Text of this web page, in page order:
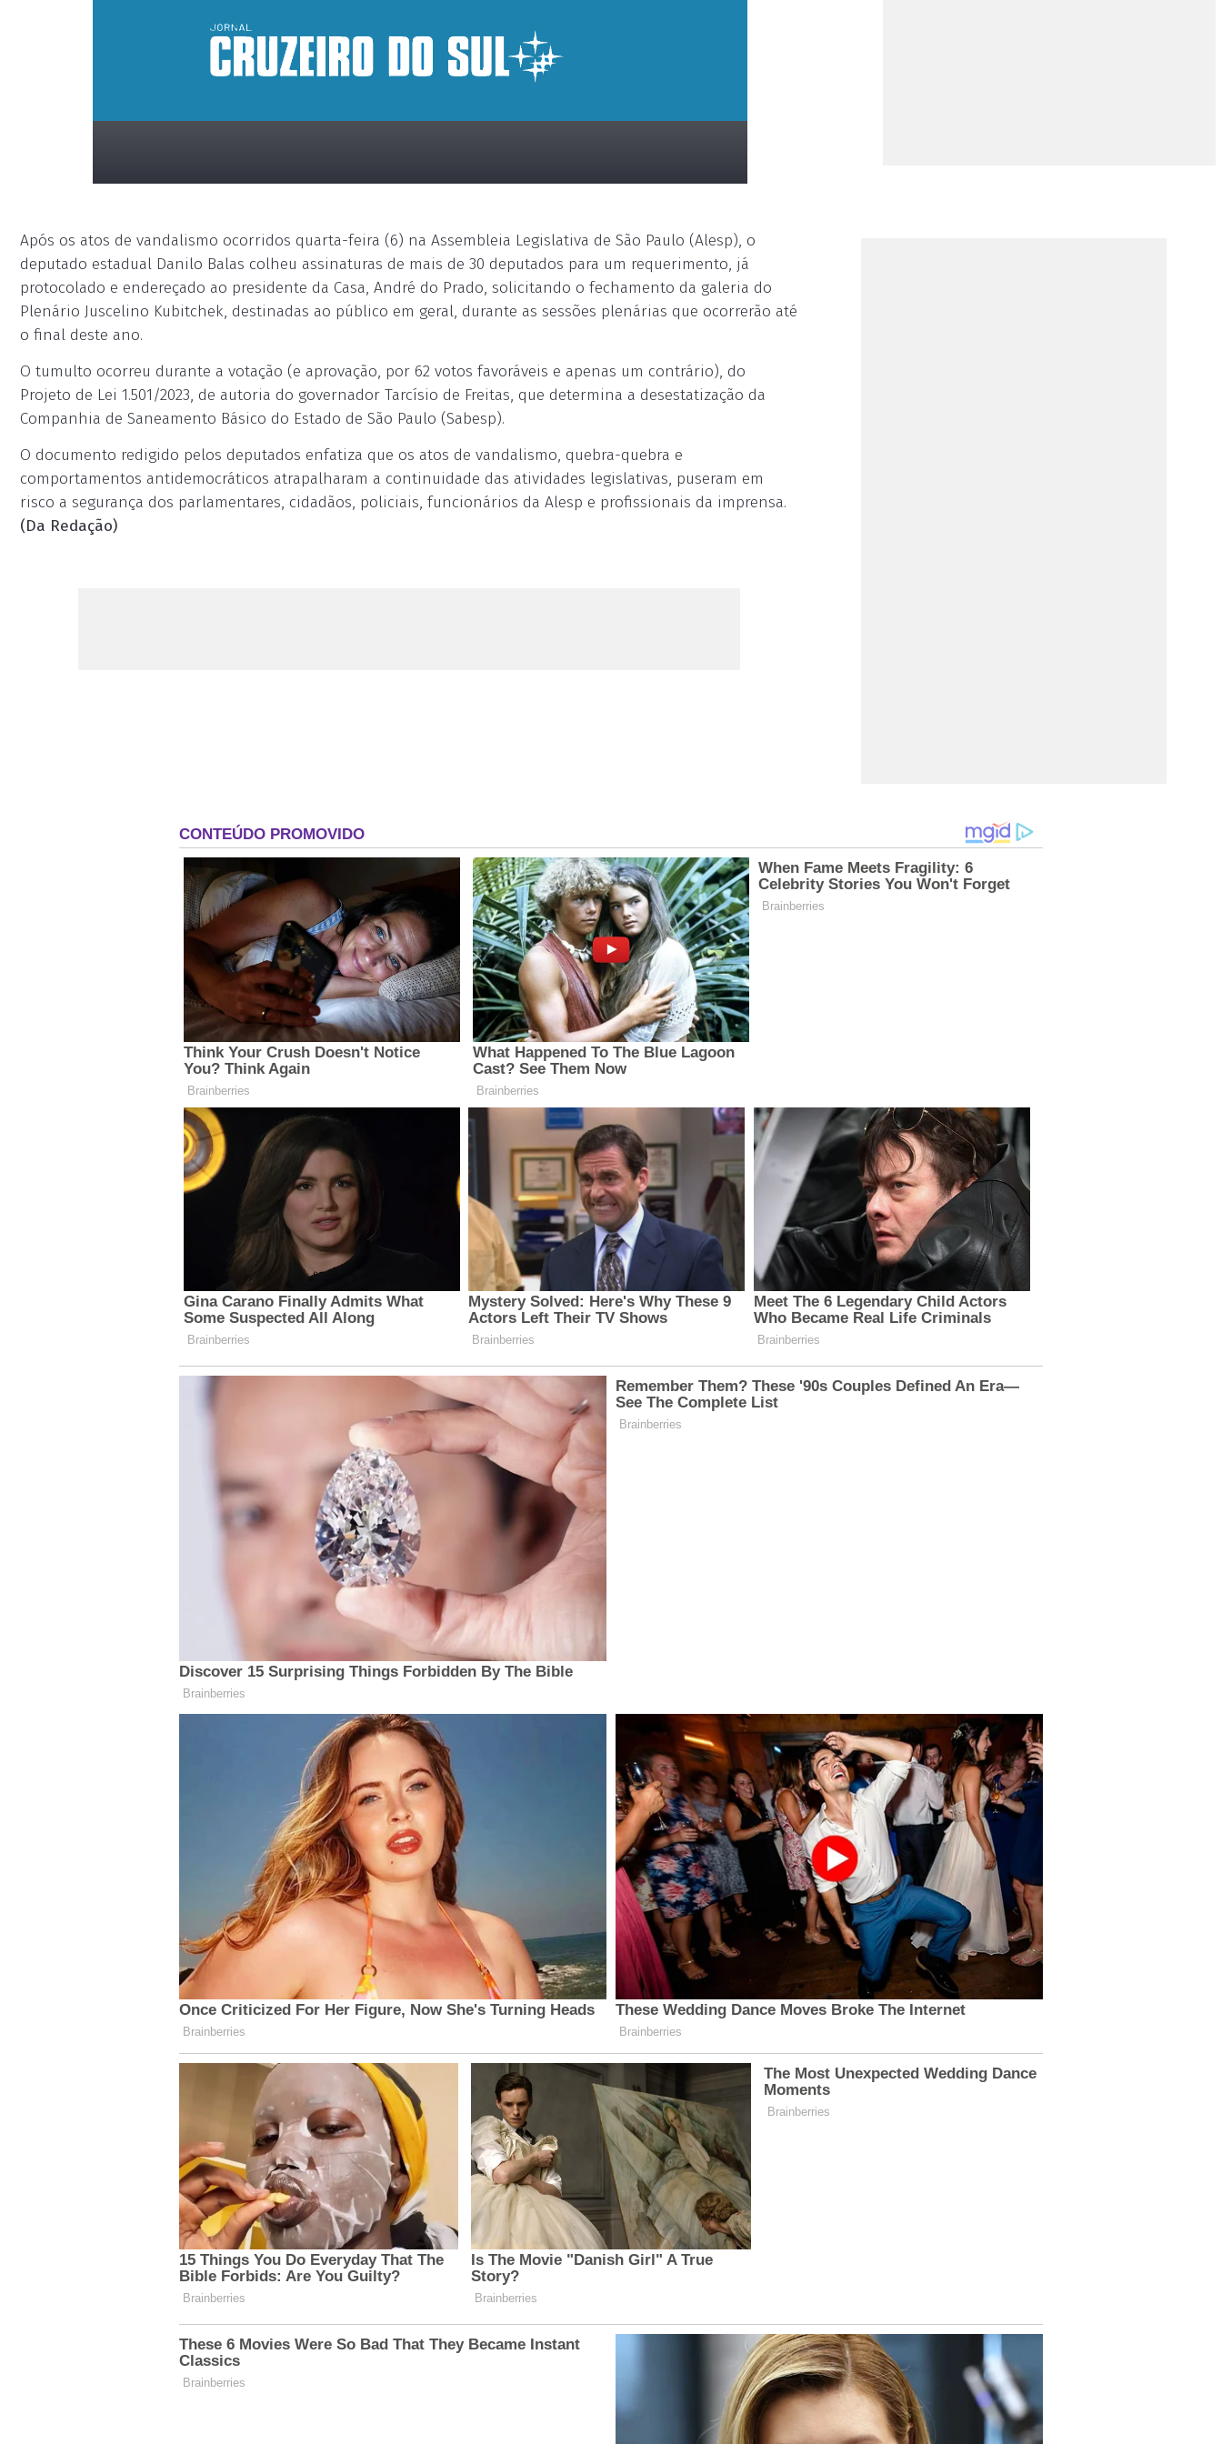
placeholder
Após os atos de vandalismo ocorridos quarta-feira (6) na Assembleia Legislativa de São Paulo (Alesp), o
deputado estadual Danilo Balas colheu assinaturas de mais de 30 deputados para um requerimento, já
protocolado e endereçado ao presidente da Casa, André do Prado, solicitando o fechamento da galeria do
Plenário Juscelino Kubitchek, destinadas ao público em geral, durante as sessões plenárias que ocorrerão até
o final deste ano.
O tumulto ocorreu durante a votação (e aprovação, por 62 votos favoráveis e apenas um contrário), do
Projeto de Lei 1.501/2023, de autoria do governador Tarcísio de Freitas, que determina a desestatização da
Companhia de Saneamento Básico do Estado de São Paulo (Sabesp).
O documento redigido pelos deputados enfatiza que os atos de vandalismo, quebra-quebra e
comportamentos antidemocráticos atrapalharam a continuidade das atividades legislativas, puseram em
risco a segurança dos parlamentares, cidadãos, policiais, funcionários da Alesp e profissionais da imprensa.
(Da Redação)